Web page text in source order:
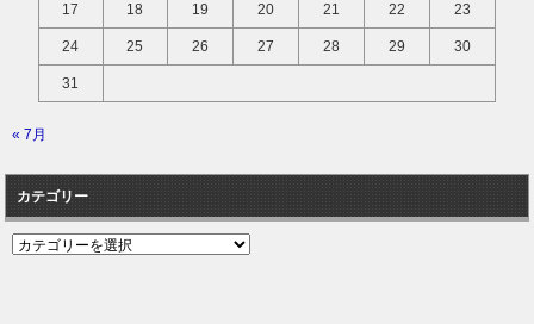
17 18 19 20 21 22 23
24 25 26 27 28 29 30
31
« 7月
カテゴリー
カ